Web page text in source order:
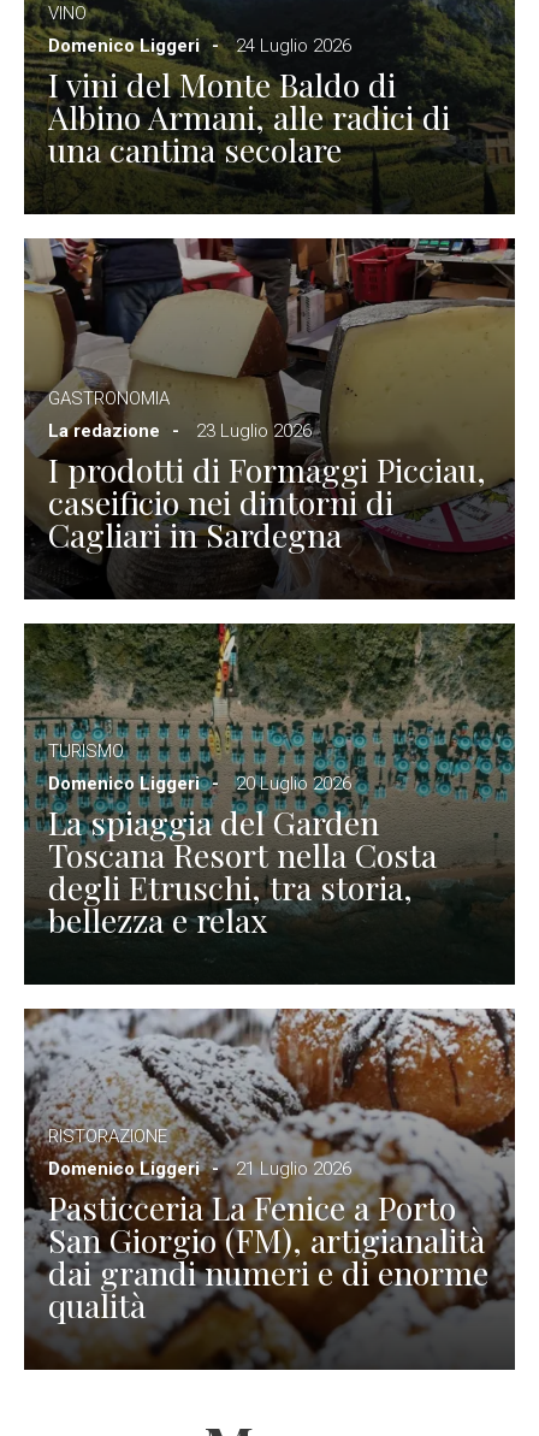
VINO
Domenico Liggeri
24 Luglio 2026
I vini del Monte Baldo di
Albino Armani, alle radici di
una cantina secolare
GASTRONOMIA
La redazione
23 Luglio 2026
I prodotti di Formaggi Picciau,
caseificio nei dintorni di
Cagliari in Sardegna
TURISMO
Domenico Liggeri
20 Luglio 2026
La spiaggia del Garden
Toscana Resort nella Costa
degli Etruschi, tra storia,
bellezza e relax
RISTORAZIONE
Domenico Liggeri
21 Luglio 2026
Pasticceria La Fenice a Porto
San Giorgio (FM), artigianalità
dai grandi numeri e di enorme
qualità